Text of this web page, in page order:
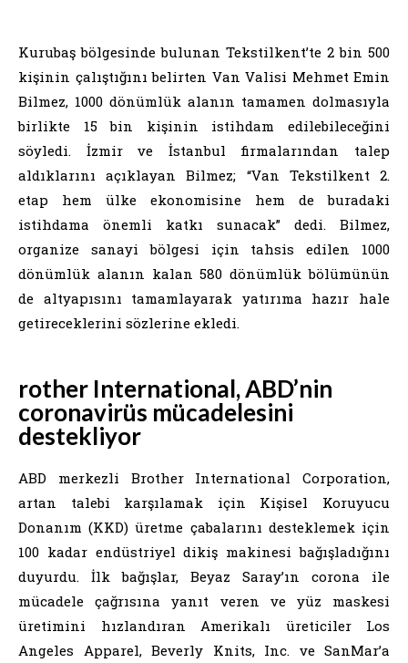
Kurubaş bölgesinde bulunan Tekstilkent’te 2 bin 500
kişinin çalıştığını belirten Van Valisi Mehmet Emin
Bilmez, 1000 dönümlük alanın tamamen dolmasıyla
birlikte 15 bin kişinin istihdam edilebileceğini
söyledi. İzmir ve İstanbul firmalarından talep
aldıklarını açıklayan Bilmez; “Van Tekstilkent 2.
etap hem ülke ekonomisine hem de buradaki
istihdama önemli katkı sunacak” dedi. Bilmez,
organize sanayi bölgesi için tahsis edilen 1000
dönümlük alanın kalan 580 dönümlük bölümünün
de altyapısını tamamlayarak yatırıma hazır hale
getireceklerini sözlerine ekledi.
rother International, ABD’nin
coronavirüs mücadelesini
destekliyor
ABD merkezli Brother International Corporation,
artan talebi karşılamak için Kişisel Koruyucu
Donanım (KKD) üretme çabalarını desteklemek için
100 kadar endüstriyel dikiş makinesi bağışladığını
duyurdu. İlk bağışlar, Beyaz Saray’ın corona ile
mücadele çağrısına yanıt veren ve yüz maskesi
üretimini hızlandıran Amerikalı üreticiler Los
Angeles Apparel, Beverly Knits, Inc. ve SanMar’a